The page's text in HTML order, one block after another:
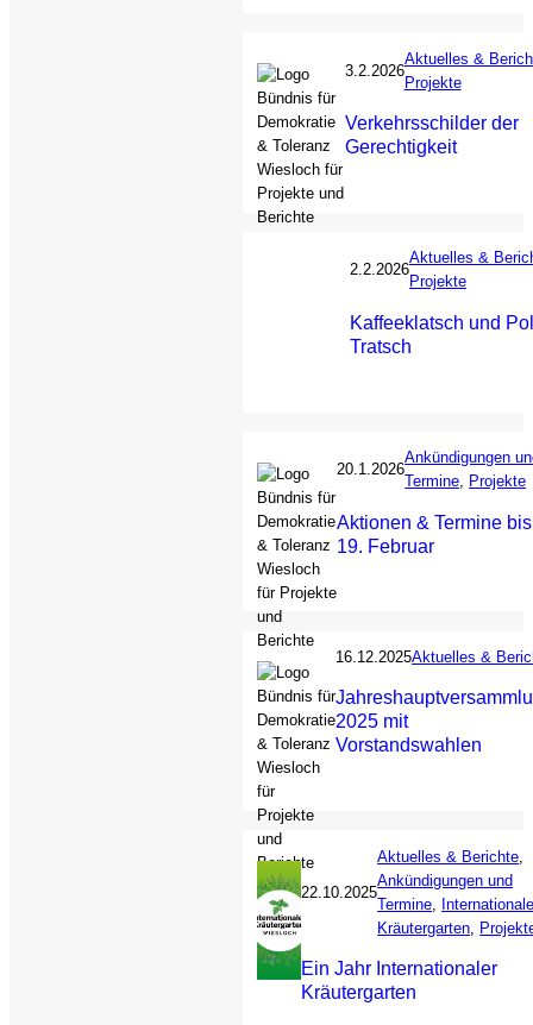
3.2.2026
Aktuelles &
Projekte
Verkehrsschilder der
Gerechtigkeit
2.2.2026
Aktuelles &
Projekte
Kaffeeklatsch und
Tratsch
20.1.2026
Ankündigungen
Termine, Projekte
Aktionen & Termine bis
19. Februar
16.12.2025Aktuelles &
2025 mit
Vorstandswahlen
22.10.2025
Aktuelles & Berichte
Ankündigungen und
Termine
Kräutergarten
Ein Jahr Internationaler
Kräutergarten